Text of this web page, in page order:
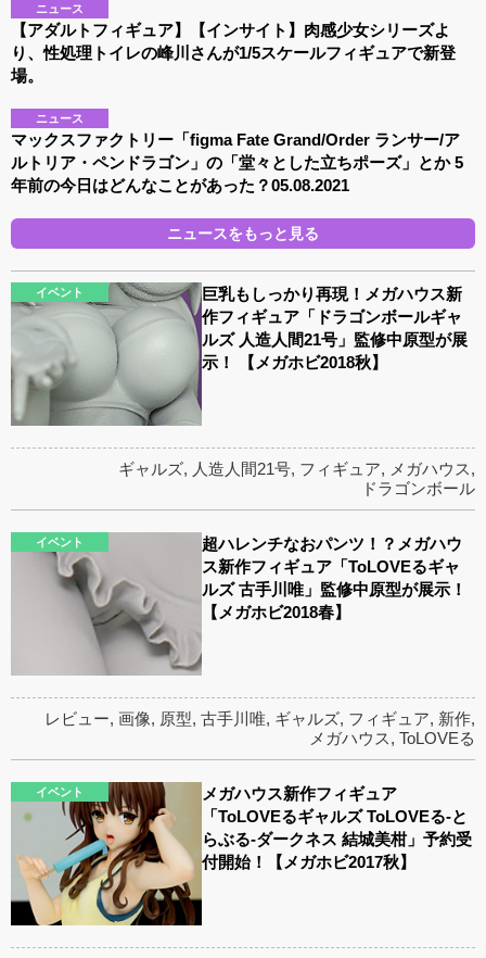
ニュース
【アダルトフィギュア】【インサイト】肉感少女シリーズよ
り、性処理トイレの峰川さんが1/5スケールフィギュアで新登
場。
ニュース
マックスファクトリー「figma Fate Grand/Order ランサー/ア
ルトリア・ペンドラゴン」の「堂々とした立ちポーズ」とか 5
年前の今日はどんなことがあった？05.08.2021
ニュースをもっと見る
イベント
巨乳もしっかり再現！メガハウス新
作フィギュア「ドラゴンボールギャ
ルズ 人造人間21号」監修中原型が展
示！ 【メガホビ2018秋】
ギャルズ, 人造人間21号, フィギュア, メガハウス,
ドラゴンボール
イベント
超ハレンチなおパンツ！？メガハウ
ス新作フィギュア「ToLOVEるギャ
ルズ 古手川唯」監修中原型が展示！
【メガホビ2018春】
レビュー, 画像, 原型, 古手川唯, ギャルズ, フィギュア, 新作,
メガハウス, ToLOVEる
イベント
メガハウス新作フィギュア
「ToLOVEるギャルズ ToLOVEる-と
らぶる-ダークネス 結城美柑」予約受
付開始！【メガホビ2017秋】